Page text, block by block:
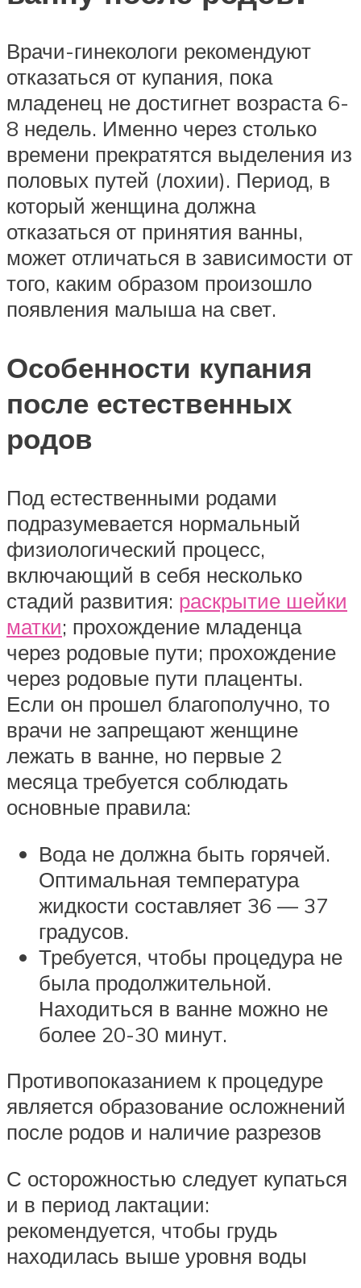
Врачи-гинекологи рекомендуют
отказаться от купания, пока
младенец не достигнет возраста 6-
8 недель. Именно через столько
времени прекратятся выделения из
половых путей (лохии). Период, в
который женщина должна
отказаться от принятия ванны,
может отличаться в зависимости от
того, каким образом произошло
появления малыша на свет.
Особенности купания
после естественных
родов
Под естественными родами
подразумевается нормальный
физиологический процесс,
включающий в себя несколько
стадий развития: раскрытие шейки
матки; прохождение младенца
через родовые пути; прохождение
через родовые пути плаценты.
Если он прошел благополучно, то
врачи не запрещают женщине
лежать в ванне, но первые 2
месяца требуется соблюдать
основные правила:
Вода не должна быть горячей.
Оптимальная температура
жидкости составляет 36 — 37
градусов.
Требуется, чтобы процедура не
была продолжительной.
Находиться в ванне можно не
более 20-30 минут.
Противопоказанием к процедуре
является образование осложнений
после родов и наличие разрезов
С осторожностью следует купаться
и в период лактации:
рекомендуется, чтобы грудь
находилась выше уровня воды